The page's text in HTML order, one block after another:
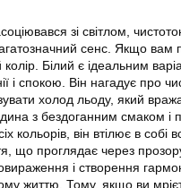
зі світлом,
сенс. Якщо вам
Білий є ідеальним
і спокою. Він нагадує про
холод льоду, який
з бездоганним смаком і
кольорів, він втілює в собі
що проглядає через
і створення
життю. Тому, якщо ви